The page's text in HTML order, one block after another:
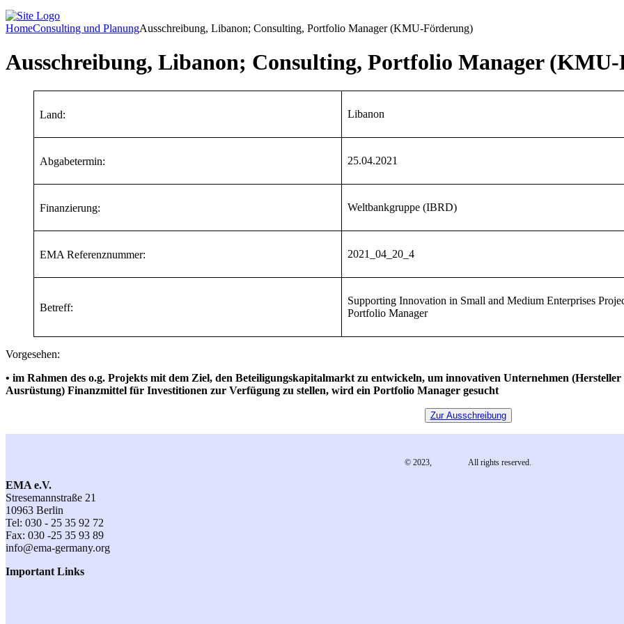
HomeConsulting und PlanungAusschreibung, Libanon; Consulting, Portfolio Manager (KMU-Förderung)
Ausschreibung, Libanon; Consulting, Portfolio Manager
Land: Libanon
Abgabetermin: 25.04.2021
Finanzierung: Weltbankgruppe (IBRD)
EMA Referenznummer: 2021_04_20_4
Betreff:
Supporting Innovation in Small and Medium Enterprises
Portfolio Manager
Vorgesehen:
• im Rahmen des o.g. Projekts mit dem Ziel, den Beteiligungskapitalmarkt zu entwickeln, um innovativen Unternehmen
Ausrüstung) Finanzmittel für Investitionen zur Verfügung zu stellen, wird ein Portfolio Manager gesucht
Zur Ausschreibung
© 2023, All rights reserved.
EMA e.V.
Stresemannstraße 21
10963 Berlin
Tel: 030 - 25 35 92 72
Fax: 030 -25 35 93 89
info@ema-germany.org
Important Links